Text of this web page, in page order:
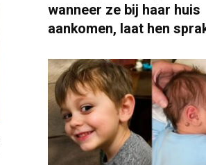
wanneer ze bij haar huis
aankomen, laat hen